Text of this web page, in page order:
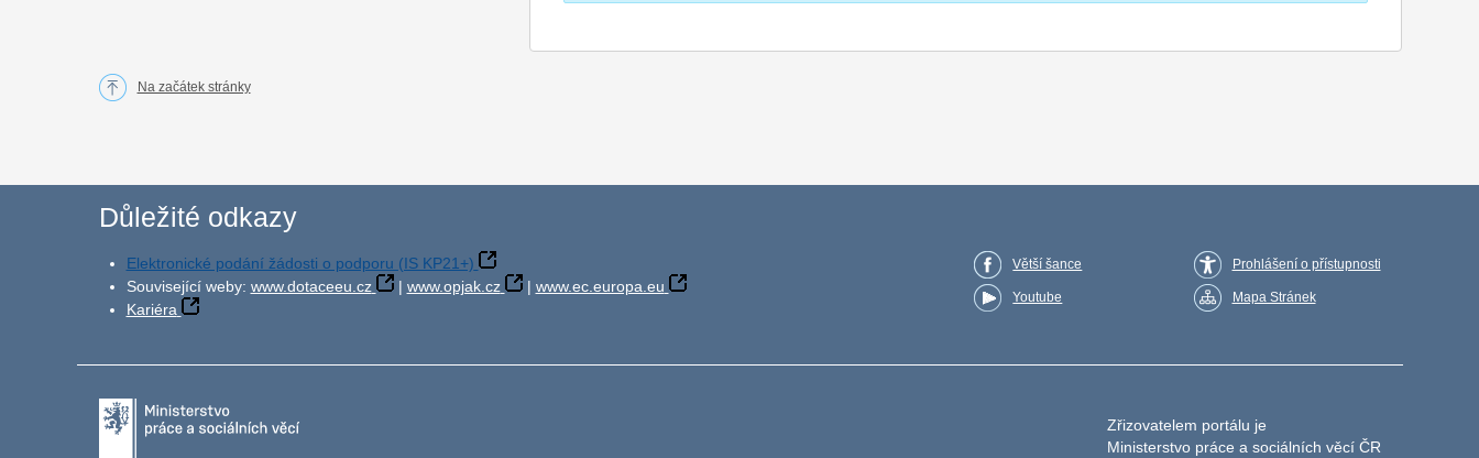
Na začátek stránky
Důležité odkazy
Elektronické podání žádosti o podporu (IS KP21+)
Související weby: www.dotaceeu.cz | www.opjak.cz | www.ec.europa.eu
Kariéra
Větší šance
Youtube
Prohlášení o přístupnosti
Mapa Stránek
Zřizovatelem portálu je
Ministerstvo práce a sociálních věcí ČR